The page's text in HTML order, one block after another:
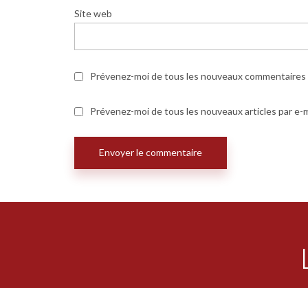
Site web
Prévenez-moi de tous les nouveaux commentaires
Prévenez-moi de tous les nouveaux articles par e-